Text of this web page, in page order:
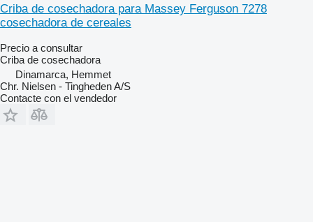
Criba de cosechadora para Massey Ferguson 7278
cosechadora de cereales
Precio a consultar
Criba de cosechadora
Dinamarca, Hemmet
Chr. Nielsen - Tingheden A/S
Contacte con el vendedor